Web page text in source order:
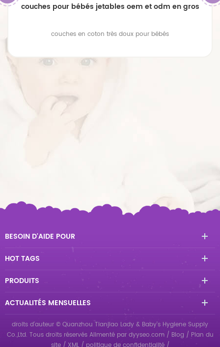
couches pour bébés jetables oem et odm en gros
couches en coton très doux pour bébés
BESOIN D'AIDE POUR
HOT TAGS
PRODUITS
ACTUALITÉS MENSUELLES
droits d'auteur © Quanzhou Tianjiao Lady & Baby's Hygiene Supply
Co.,Ltd. Tous droits réservés Alimenté par dyyseo.com / Blog / Plan du